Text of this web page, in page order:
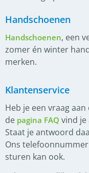
Handschoenen
Handschoenen, een
zomer én winter
merken.
Klantenservice
Heb je een vraag
de pagina FAQ vind
Staat je antwoord
Ons
sturen kan ook.